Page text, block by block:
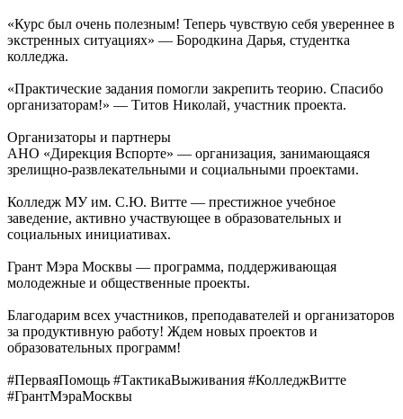
«Курс был очень полезным! Теперь чувствую себя увереннее в
экстренных ситуациях» — Бородкина Дарья, студентка
колледжа.
«Практические задания помогли закрепить теорию. Спасибо
организаторам!» — Титов Николай, участник проекта.
Организаторы и партнеры
АНО «Дирекция Вспорте» — организация, занимающаяся
зрелищно-развлекательными и социальными проектами.
Колледж МУ им. С.Ю. Витте — престижное учебное
заведение, активно участвующее в образовательных и
социальных инициативах.
Грант Мэра Москвы — программа, поддерживающая
молодежные и общественные проекты.
Благодарим всех участников, преподавателей и организаторов
за продуктивную работу! Ждем новых проектов и
образовательных программ!
#ПерваяПомощь #ТактикаВыживания #КолледжВитте
#ГрантМэраМосквы